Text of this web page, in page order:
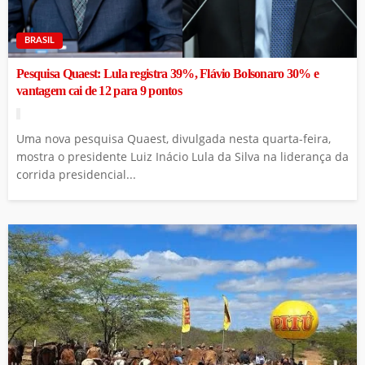
BRASIL
Pesquisa Quaest: Lula registra 39%, Flávio Bolsonaro 30% e
vantagem cai de 12 para 9 pontos
Uma nova pesquisa Quaest, divulgada nesta quarta-feira,
mostra o presidente Luiz Inácio Lula da Silva na liderança da
corrida presidencial...